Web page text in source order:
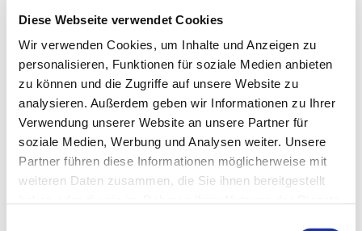
Diese Webseite verwendet Cookies
Wir verwenden Cookies, um Inhalte und Anzeigen zu
personalisieren, Funktionen für soziale Medien anbieten
zu können und die Zugriffe auf unsere Website zu
analysieren. Außerdem geben wir Informationen zu Ihrer
Verwendung unserer Website an unsere Partner für
soziale Medien, Werbung und Analysen weiter. Unsere
Partner führen diese Informationen möglicherweise mit
weiteren Daten zusammen, die Sie ihnen bereitgestellt